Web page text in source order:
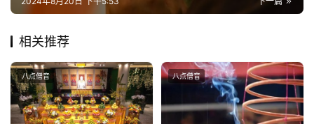
相关推荐
八点僧音 八点僧音